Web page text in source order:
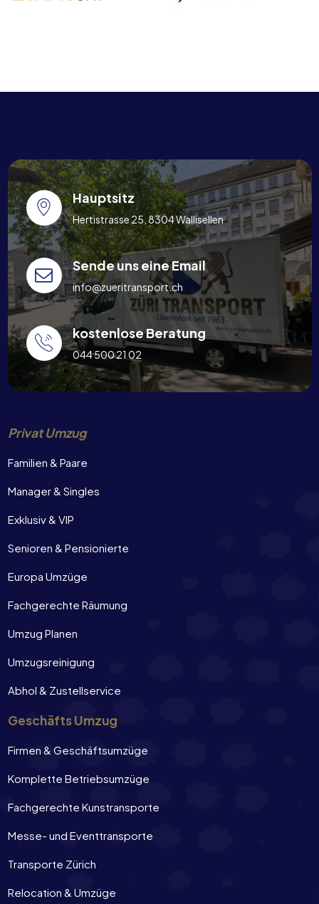
Hauptsitz
Hertistrasse 25, 8304 Wallisellen
Sende uns eine Email
info@zueritransport.ch
kostenlose Beratung
044 500 21 02
Privat Umzug
Familien & Paare
Manager & Singles
Exklusiv & VIP
Senioren & Pensionierte
Europa Umzüge
Fachgerechte Räumung
Umzug Planen
Umzugsreinigung
Abhol & Zustellservice
Geschäfts Umzug
Firmen & Geschäftsumzüge
Komplette Betriebsumzüge
Fachgerechte Kunstransporte
Messe- und Eventtransporte
Transporte Zürich
Relocation & Umzüge